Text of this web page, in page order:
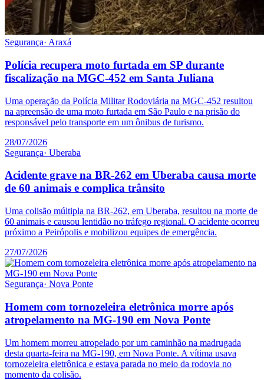
Segurança· Araxá
Polícia recupera moto furtada em SP durante
fiscalização na MGC-452 em Santa Juliana
Uma operação da Polícia Militar Rodoviária na MGC-452 resultou
na apreensão de uma moto furtada em São Paulo e na prisão do
responsável pelo transporte em um ônibus de turismo.
28/07/2026
Segurança· Uberaba
Acidente grave na BR-262 em Uberaba causa morte
de 60 animais e complica trânsito
Uma colisão múltipla na BR-262, em Uberaba, resultou na morte de
60 animais e causou lentidão no tráfego regional. O acidente ocorreu
próximo a Peirópolis e mobilizou equipes de emergência.
27/07/2026
Segurança· Nova Ponte
Homem com tornozeleira eletrônica morre após
atropelamento na MG-190 em Nova Ponte
Um homem morreu atropelado por um caminhão na madrugada
desta quarta-feira na MG-190, em Nova Ponte. A vítima usava
tornozeleira eletrônica e estava parada no meio da rodovia no
momento da colisão.